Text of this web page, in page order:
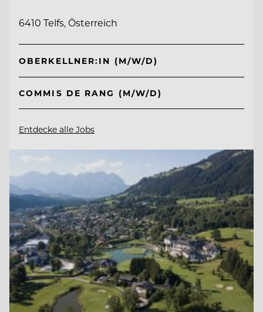
6410 Telfs, Österreich
OBERKELLNER:IN (M/W/D)
COMMIS DE RANG (M/W/D)
Entdecke alle Jobs